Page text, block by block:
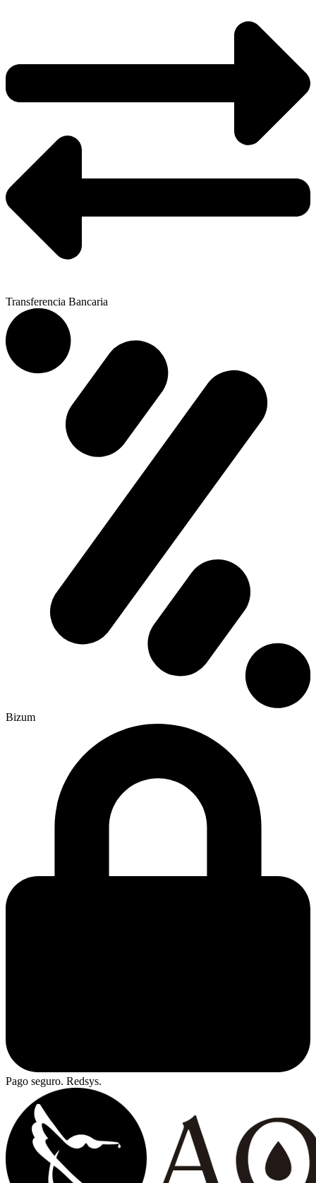
Transferencia Bancaria
Bizum
Pago seguro. Redsys.